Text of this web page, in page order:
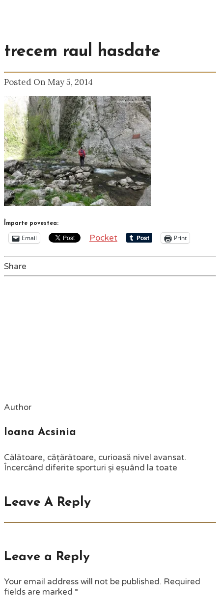
trecem raul hasdate
Posted On May 5, 2014
Împarte povestea:
Email Pocket Print
Share
Author
Ioana Acsinia
Călătoare, cățărătoare, curioasă nivel avansat.
Încercând diferite sporturi și eșuând la toate
Leave A Reply
Leave a Reply
Your email address will not be published. Required
fields are marked *